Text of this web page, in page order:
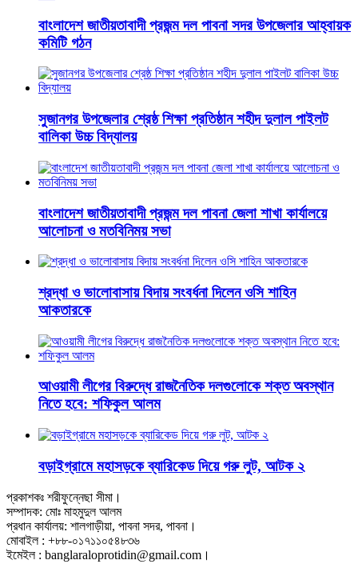
বাংলাদেশ জাতীয়তাবাদী প্রজন্ম দল পাবনা সদর উপজেলার আহ্বায়ক
কমিটি গঠন
সুজানগর উপজেলার শ্রেষ্ঠ শিক্ষা প্রতিষ্ঠান শহীদ দুলাল পাইলট
বালিকা উচ্চ বিদ্যালয়
বাংলাদেশ জাতীয়তাবাদী প্রজন্ম দল পাবনা জেলা শাখা কার্যালয়ে
আলোচনা ও মতবিনিময় সভা
শ্রদ্ধা ও ভালোবাসায় বিদায় সংবর্ধনা দিলেন ওসি শাহিন
আকতারকে
আওয়ামী লীগের বিরুদ্ধে রাজনৈতিক দলগুলোকে শক্ত অবস্থান
নিতে হবে: শফিকুল আলম
বড়াইগ্রামে মহাসড়কে ব্যারিকেড দিয়ে গরু লুট, আটক ২
প্রকাশকঃ শরীফুন্নেছা সীমা।
সম্পাদক: মোঃ মাহমুদুল আলম
প্রধান কার্যালয়: শালগাড়ীয়া, পাবনা সদর, পাবনা।
মোবাইল : +৮৮-০১৭১১০৫৪৮৩৬
ইমেইল : banglaraloprotidin@gmail.com।